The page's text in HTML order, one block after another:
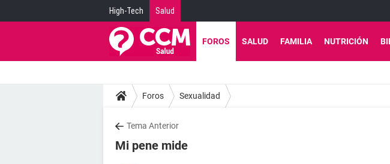
High-Tech Salud
FOROS SALUD FAMILIA NUTRICIÓN
Foros Sexualidad
Tema Anterior
Mi pene mide